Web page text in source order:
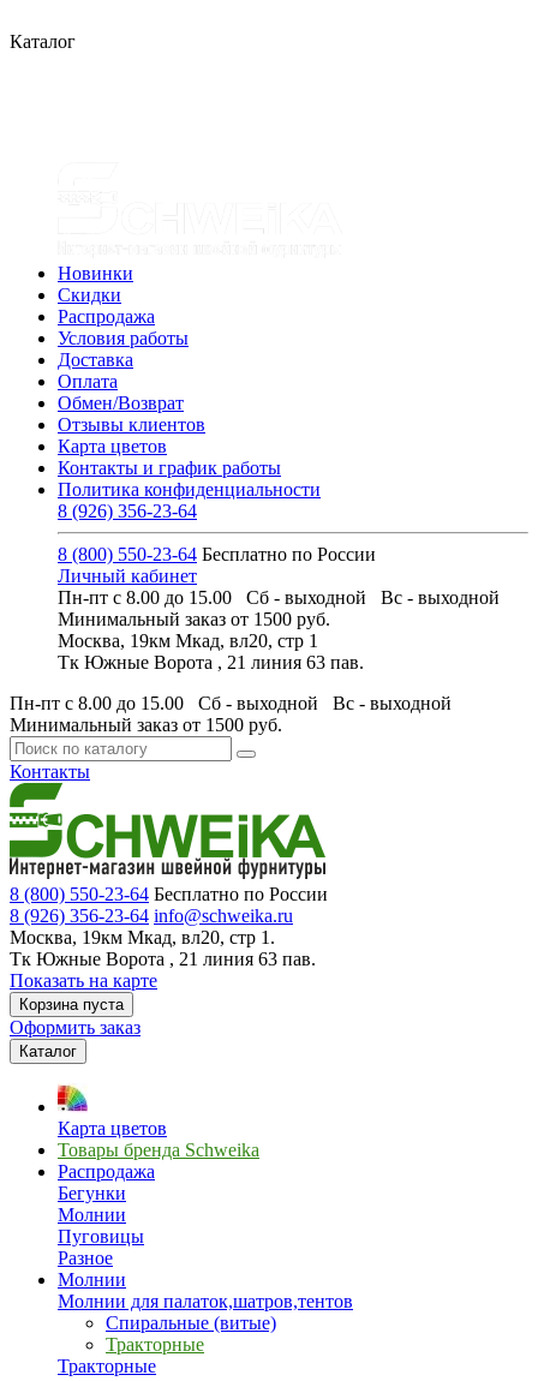
Каталог
Новинки
Скидки
Распродажа
Условия работы
Доставка
Оплата
Обмен/Возврат
Отзывы клиентов
Карта цветов
Контакты и график работы
Политика конфиденциальности
8 (926) 356-23-64
8 (800) 550-23-64 Бесплатно по России
Личный кабинет
Пн-пт с 8.00 до 15.00 Сб - выходной Вс - выходной
Минимальный заказ от 1500 руб.
Москва, 19км Мкад, вл20, стр 1
Тк Южные Ворота , 21 линия 63 пав.
Пн-пт с 8.00 до 15.00 Сб - выходной Вс - выходной
Минимальный заказ от 1500 руб.
Контакты
8 (800) 550-23-64 Бесплатно по России
8 (926) 356-23-64 info@schweika.ru
Москва, 19км Мкад, вл20, стр 1.
Тк Южные Ворота , 21 линия 63 пав.
Показать на карте
Корзина пуста
Оформить заказ
Каталог
Карта цветов
Товары бренда Schweika
Распродажа
Бегунки
Молнии
Пуговицы
Разное
Молнии
Молнии для палаток,шатров,тентов
Спиральные (витые)
Тракторные
Тракторные